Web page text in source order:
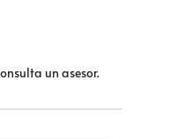
un asesor.